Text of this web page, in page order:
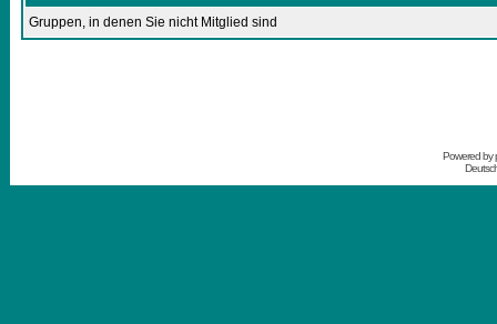
Gruppen, in denen Sie nicht Mitglied sind
Powered by